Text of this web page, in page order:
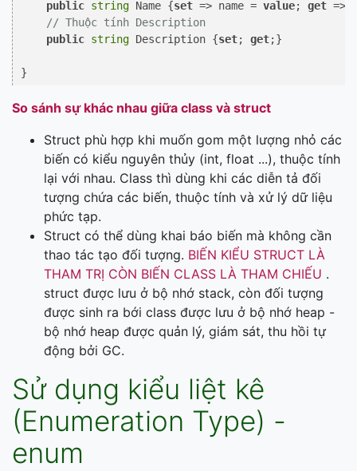
public string Name {set => name = value; get =>
// Thuộc tính Description
public string Description {set; get;}
So sánh sự khác nhau giữa class và struct
Struct phù hợp khi muốn gom một lượng nhỏ các
biến có kiểu nguyên thủy (int, float ...), thuộc tính
lại với nhau. Class thì dùng khi các diễn tả đối
tượng chứa các biến, thuộc tính và xử lý dữ liệu
phức tạp.
Struct có thể dùng khai báo biến mà không cần
thao tác tạo đối tượng. BIẾN KIỂU STRUCT LÀ
THAM TRỊ CÒN BIẾN CLASS LÀ THAM CHIẾU .
struct được lưu ở bộ nhớ stack, còn đối tượng
được sinh ra bới class được lưu ở bộ nhớ heap -
bộ nhớ heap được quản lý, giám sát, thu hồi tự
động bởi GC.
Sử dụng kiểu liệt kê
(Enumeration Type) -
enum